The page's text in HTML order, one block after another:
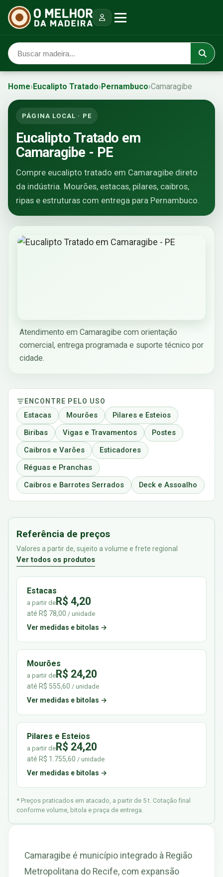
Home›Eucalipto Tratado›Pernambuco›Camaragibe
PÁGINA LOCAL · PE
Eucalipto Tratado em
Camaragibe - PE
Compre eucalipto tratado em Camaragibe direto
da indústria. Mourões, estacas, pilares, caibros,
ripas e estruturas com entrega para Pernambuco.
Atendimento em Camaragibe com orientação
comercial, entrega programada e suporte técnico por
cidade.
ENCONTRE PELO USO
Estacas Mourões
Pilares e Esteios
Biribas
Vigas e Travamentos
Postes
Caibros e Varões
Esticadores
Réguas e Pranchas
Caibros e Barrotes Serrados
Deck e Assoalho
Referência de preços
Valores a partir de, sujeito a volume e frete regional
Ver todos os produtos
Estacas
a partir deR$ 4,20
até R$ 78,00 / unidade
Ver medidas e bitolas →
Mourões
a partir deR$ 24,20
até R$ 555,60 / unidade
Ver medidas e bitolas →
Pilares e Esteios
a partir deR$ 24,20
até R$ 1.755,60 / unidade
Ver medidas e bitolas →
* Preços praticados em atacado, a partir de 5 t. Cotação final
conforme volume, bitola e praça de entrega.
Camaragibe é município integrado à Região
Metropolitana do Recife, com expansão